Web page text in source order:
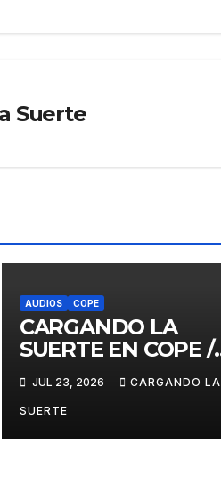
Suerte
AUDIOS COPE
CARGANDO LA
SUERTE EN COPE /
23 DE JULIO 2026
JUL 23, 2026 CARGANDO LA
SUERTE